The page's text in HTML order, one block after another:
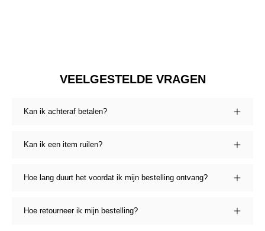
VEELGESTELDE VRAGEN
Kan ik achteraf betalen?
Kan ik een item ruilen?
Hoe lang duurt het voordat ik mijn bestelling ontvang?
Hoe retourneer ik mijn bestelling?